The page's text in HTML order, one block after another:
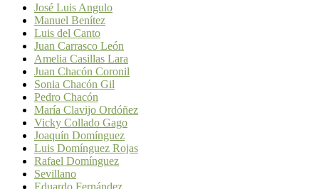
José Luis Angulo
Manuel Benítez
Luis del Canto
Juan Carrasco León
Amelia Casillas Lara
Juan Chacón Coronil
Sonia Chacón Gil
Pedro Chacón
María Clavijo Ordóñez
Vicky Collado Gago
Joaquín Domínguez
Luis Domínguez Rojas
Rafael Domínguez
Sevillano
Eduardo Fernández